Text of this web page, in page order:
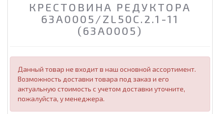
КРЕСТОВИНА РЕДУКТОРА
63A0005/ZL50C.2.1-11
(63A0005)
Данный товар не входит в наш основной ассортимент.
Возможность доставки товара под заказ и его
актуальную стоимость с учетом доставки уточните,
пожалуйста, у менеджера.